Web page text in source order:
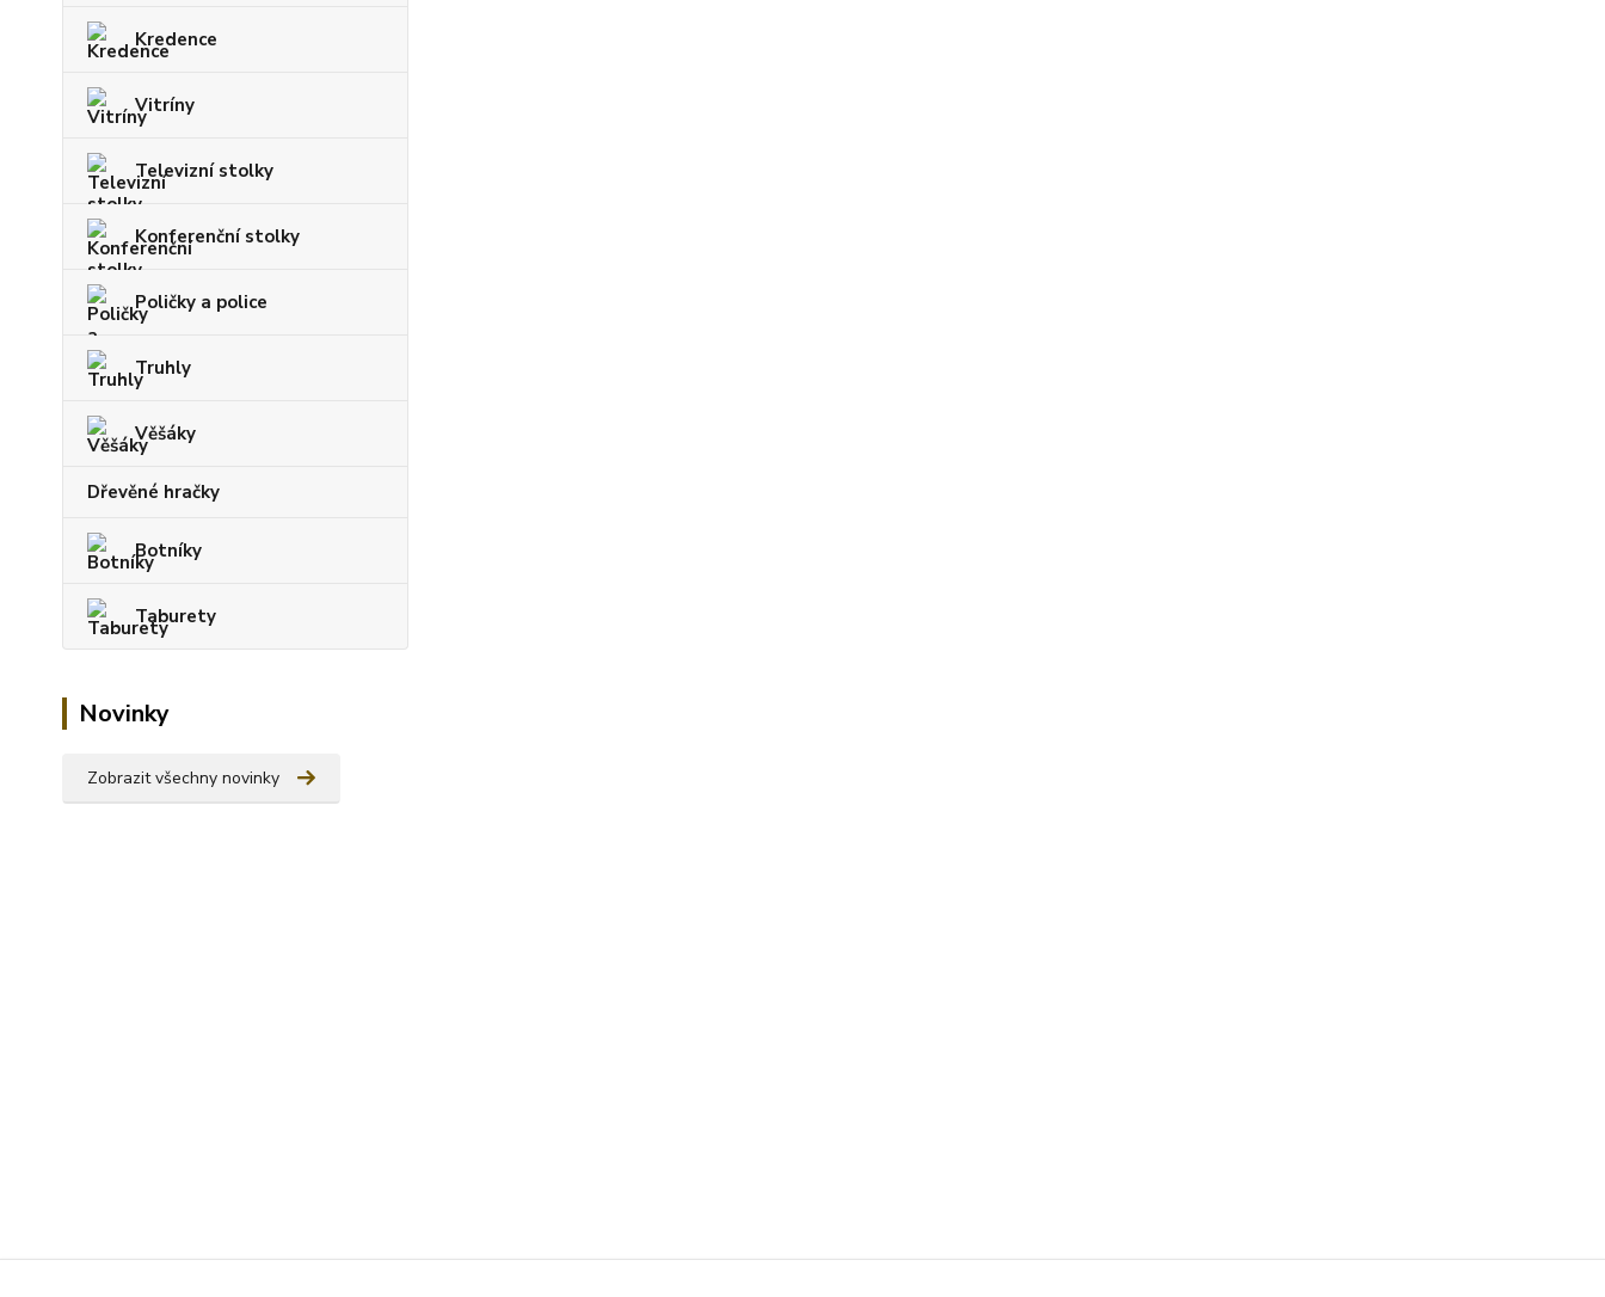
Kredence
Vitríny
Televizní stolky
Konferenční stolky
Poličky a police
Truhly
Věšáky
Dřevěné hračky
Botníky
Taburety
Novinky
Zobrazit všechny novinky